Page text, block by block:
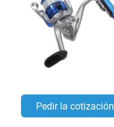
Pedir la cotización